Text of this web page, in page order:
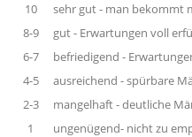
10
sehr gut - man bekommt
8-9
gut - Erwartungen voll
6-7
befriedigend -
4-5
ausreichend - spürbare
2-3
mangelhaft - deutliche
1
ungenügend- nicht zu